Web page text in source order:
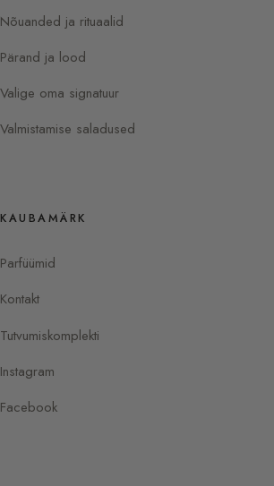
Nõuanded ja rituaalid
Pärand ja lood
Valige oma signatuur
Valmistamise saladused
KAUBAMÄRK
Parfüümid
Kontakt
Tutvumiskomplekti
Instagram
Facebook